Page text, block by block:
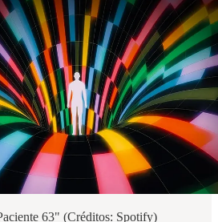
63" (Créditos: Spotify)